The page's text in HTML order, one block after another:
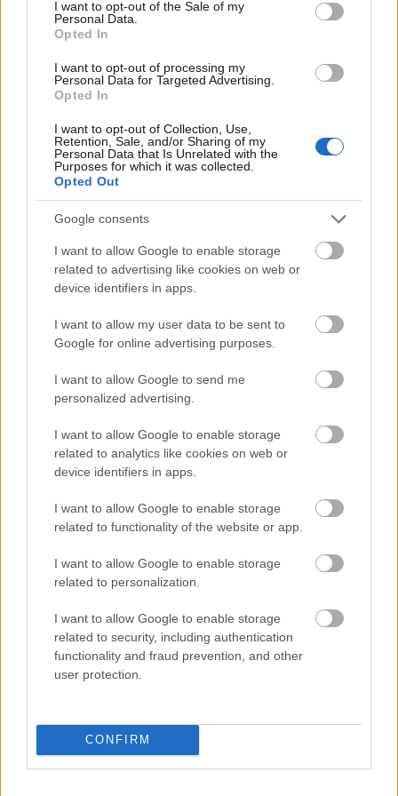
I want to opt-out of the Sale of my
Personal Data.
Opted In
I want to opt-out of processing my
Personal Data for Targeted Advertising.
Opted In
I want to opt-out of Collection, Use,
Retention, Sale, and/or Sharing of my
Personal Data that Is Unrelated with the
Purposes for which it was collected.
Opted Out
Google consents
I want to allow Google to enable storage
related to advertising like cookies on web or
device identifiers in apps.
I want to allow my user data to be sent to
Google for online advertising purposes.
I want to allow Google to send me
personalized advertising.
I want to allow Google to enable storage
related to analytics like cookies on web or
device identifiers in apps.
I want to allow Google to enable storage
related to functionality of the website or app.
I want to allow Google to enable storage
related to personalization.
I want to allow Google to enable storage
related to security, including authentication
functionality and fraud prevention, and other
user protection.
CONFIRM
Teremtsünk új hagyományt:
postaláda a Mikulásnak!
2020. december 04.
Halvány emlékfoszlányok száguldanak bennem
gyerekkorom tiszta, megbecsült korszakából. Anyám
cinkosa volt a bátyám: eljátszotta a testvérem, hogy
bizony nálunk járt a Mikulás, és ajándékot hozott. Jó
gyereknek (vagyis nekem) csupa kedves, bájos
apróságokat, a rossznak (vagyis a bátyámnak)
virgácsot,…